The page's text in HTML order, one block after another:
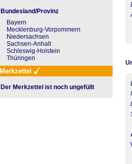
Bundesland/Provinz
Bayern
Mecklenburg-Vorpommern
Niedersachsen
Sachsen-Anhalt
Schleswig-Holstein
Thüringen
Merkzettel
Der Merkzettel ist noch ungefüllt